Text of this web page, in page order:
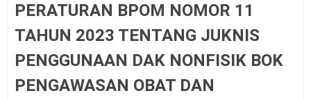
PERATURAN BPOM NOMOR 11
TAHUN 2023 TENTANG JUKNIS
PENGGUNAAN DAK NONFISIK BOK
PENGAWASAN OBAT DAN